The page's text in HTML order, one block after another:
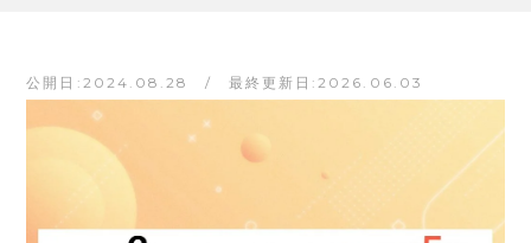
公開日:2024.08.28 / 最終更新日:2026.06.03